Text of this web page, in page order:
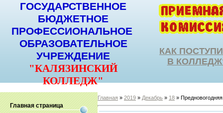
ГОСУДАРСТВЕННОЕ
БЮДЖЕТНОЕ
ПРОФЕССИОНАЛЬНОЕ
ОБРАЗОВАТЕЛЬНОЕ
УЧРЕЖДЕНИЕ
"КАЛЯЗИНСКИЙ
КОЛЛЕДЖ"
КАК
В
Главная страница
Главная » 2019 » Декабрь » 18 »